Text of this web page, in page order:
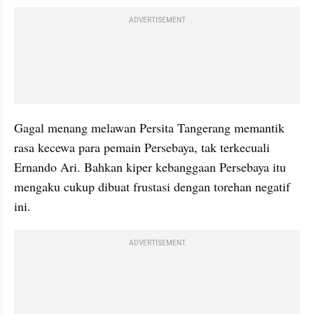
ADVERTISEMENT
Gagal menang melawan Persita Tangerang memantik
rasa kecewa para pemain Persebaya, tak terkecuali
Ernando Ari. Bahkan kiper kebanggaan Persebaya itu
mengaku cukup dibuat frustasi dengan torehan negatif
ini.
ADVERTISEMENT